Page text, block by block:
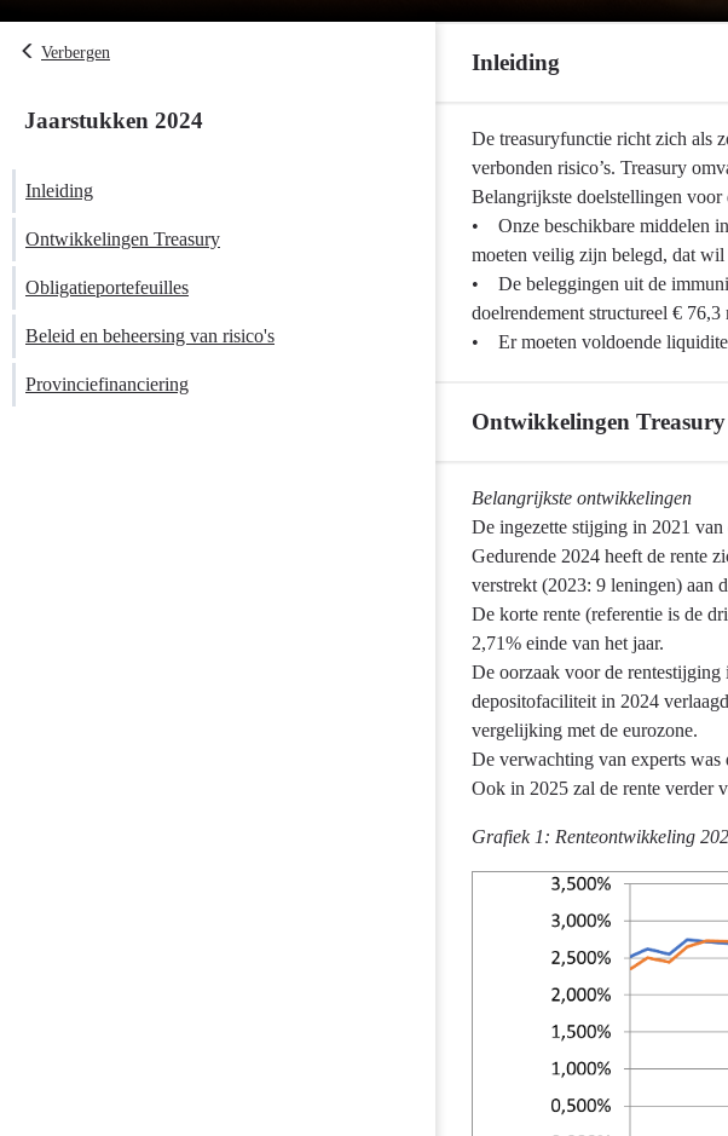
Verbergen
Jaarstukken 2024
Inleiding
Ontwikkelingen Treasury
Obligatieportefeuilles
Beleid en beheersing van risico's
Provinciefinanciering
Inleiding
Terug
navigatie
Treasury
Inleiding
De treasuryfunctie richt zich als
verbonden risico’s. Treasury
Belangrijkste doelstellingen
• Onze beschikbare middelen in
moeten veilig zijn belegd, dat wil
• De beleggingen uit de
doelrendement structureel € 76,3
• Er moeten voldoende
Ontwikkelingen Treasury
Terug
navigatie
Treasury
Ontwikkelingen
Treasury
Belangrijkste ontwikkelingen
De ingezette stijging in 2021 van
Gedurende 2024 heeft de rente
verstrekt (2023: 9 leningen) aan
De korte rente (referentie is de
2,71% einde van het jaar.
De oorzaak voor de
depositofaciliteit in 2024
vergelijking met de eurozone.
De verwachting van experts was
Ook in 2025 zal de rente verder
Grafiek 1: Renteontwikkeling